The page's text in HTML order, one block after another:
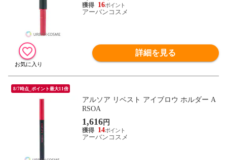
16
アーバンコスメ
詳細を見る
8/7時点_ポイント最大11倍
アルソア リベスト アイブロウ ホルダー A
RSOA
1,616円
14
アーバンコスメ